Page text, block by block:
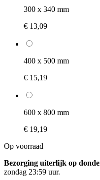
300 x 340 mm
€ 13,09
400 x 500 mm
€ 15,19
600 x 800 mm
€ 19,19
Op voorraad
Bezorging uiterlijk op
zondag 23:59 uur.